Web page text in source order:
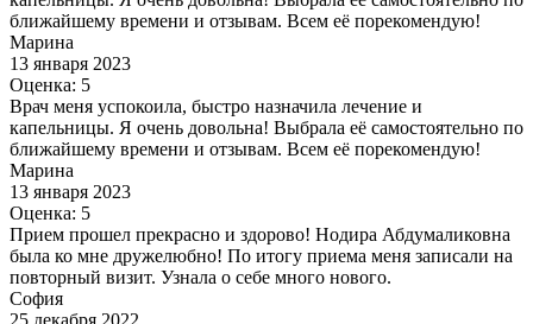
ближайшему времени и отзывам. Всем её порекомендую!
Марина
13 января 2023
Оценка: 5
Врач меня успокоила, быстро назначила лечение и
капельницы. Я очень довольна! Выбрала её самостоятельно по
ближайшему времени и отзывам. Всем её порекомендую!
Марина
13 января 2023
Оценка: 5
Прием прошел прекрасно и здорово! Нодира Абдумаликовна
была ко мне дружелюбно! По итогу приема меня записали на
повторный визит. Узнала о себе много нового.
София
25 декабря 2022